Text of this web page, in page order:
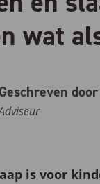
wat
Geschreven
is voor